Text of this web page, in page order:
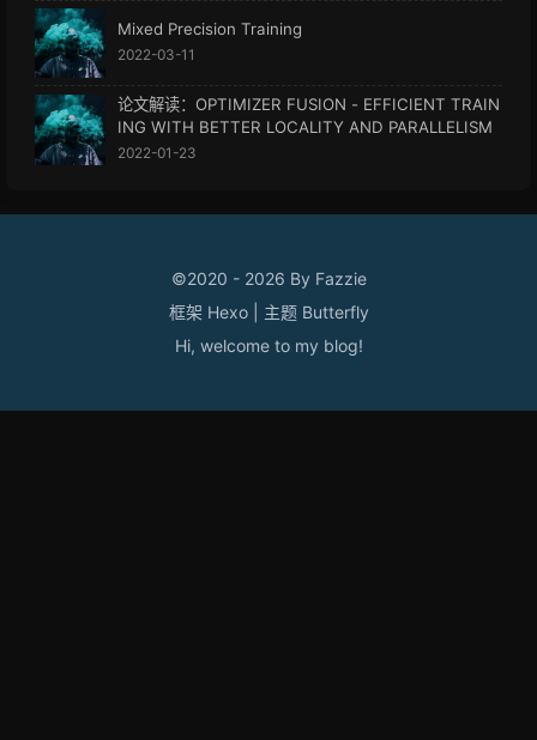
Mixed Precision Training
2022-03-11
论文解读：OPTIMIZER FUSION - EFFICIENT TRAIN
ING WITH BETTER LOCALITY AND PARALLELISM
2022-01-23
©2020 - 2026 By Fazzie
框架 Hexo 主题 Butterfly
Hi, welcome to my blog!